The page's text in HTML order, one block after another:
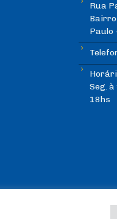
Rua
Bairro
Paulo
Seg.
18hs